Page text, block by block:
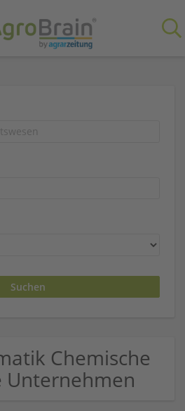
Chemische
Unternehmen